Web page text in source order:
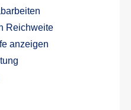
Reichweite
anzeigen